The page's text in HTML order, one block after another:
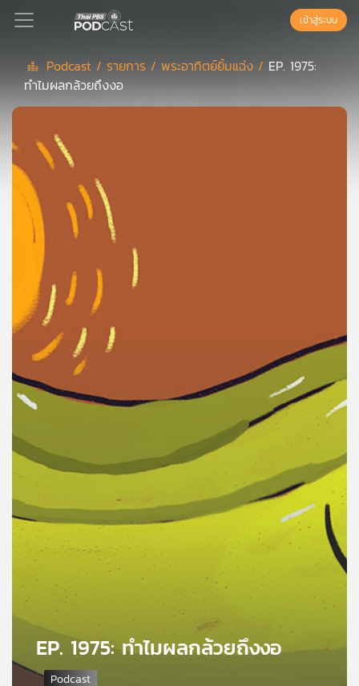
Podcast
เพล
ย์
สต์
แนะนำ
สต์
คุณ
กิจกรรม
เกี่ยว
กับ
เรา
เข้าสู่ระบบ
Podcast / รายการ /พระอาทิตย์ยิ้มแฉ่ง / EP. 1975:
ทำไมผลกล้วยถึงงอ
EP. 1975: ทำไมผลกล้วยถึงงอ